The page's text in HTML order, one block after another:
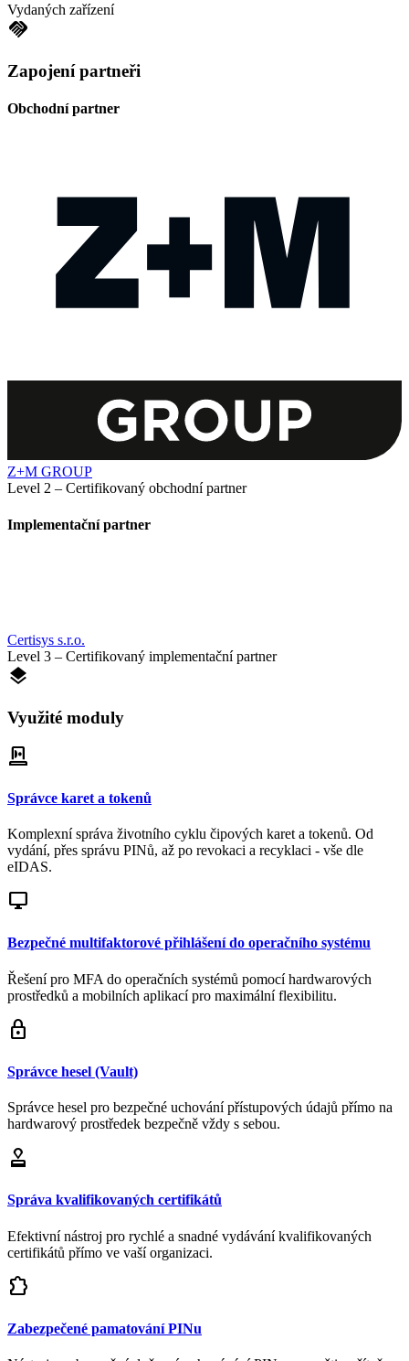
Vydaných zařízení
handshake
Zapojení partneři
Obchodní partner
Z+M GROUP
Level 2 – Certifikovaný obchodní partner
Implementační partner
Certisys s.r.o.
Level 3 – Certifikovaný implementační partner
layers
Využité moduly
smart_card_reader
Správce karet a tokenů
Komplexní správa životního cyklu čipových karet a tokenů. Od
vydání, přes správu PINů, až po revokaci a recyklaci - vše dle
eIDAS.
desktop_windows
Bezpečné multifaktorové přihlášení do operačního systému
Řešení pro MFA do operačních systémů pomocí hardwarových
prostředků a mobilních aplikací pro maximální flexibilitu.
lock
Správce hesel (Vault)
Správce hesel pro bezpečné uchování přístupových údajů přímo na
hardwarový prostředek bezpečně vždy s sebou.
approval
Správa kvalifikovaných certifikátů
Efektivní nástroj pro rychlé a snadné vydávání kvalifikovaných
certifikátů přímo ve vaší organizaci.
extension
Zabezpečené pamatování PINu